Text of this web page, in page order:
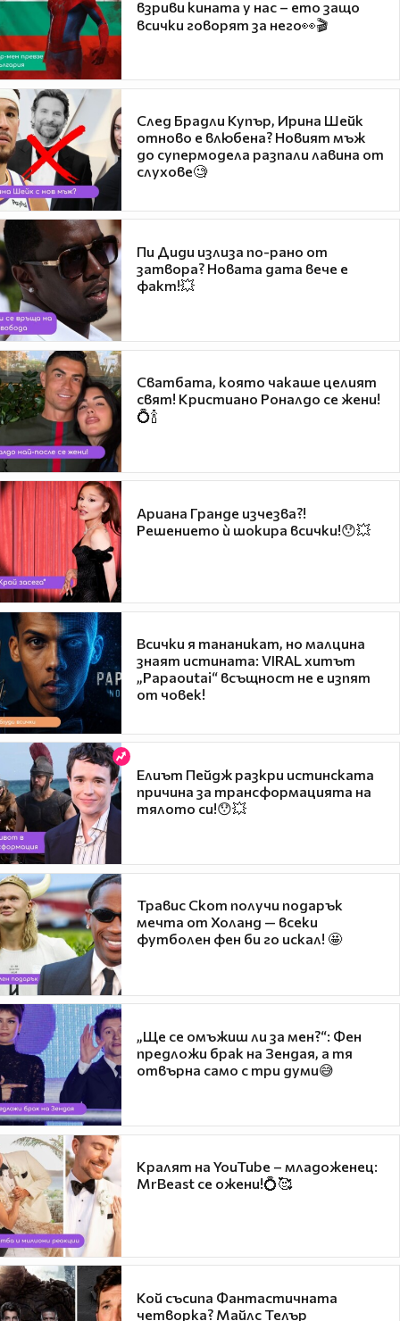
взриви кината у нас – ето защо
всички говорят за него👀🎬
След Брадли Купър, Ирина Шейк
отново е влюбена? Новият мъж
до супермодела разпали лавина от
слухове🧐
Пи Диди излиза по-рано от
затвора? Новата дата вече е
факт!💥
Сватбата, която чакаше целият
свят! Кристиано Роналдо се жени!
💍🍾
Ариана Гранде изчезва?!
Решението ѝ шокира всички!😯💥
Всички я тананикат, но малцина
знаят истината: VIRAL хитът
„Papaoutai“ всъщност не е изпят
от човек!
Елиът Пейдж разкри истинската
причина за трансформацията на
тялото си!😯💥
Травис Скот получи подарък
мечта от Холанд — всеки
футболен фен би го искал! 🤩
„Ще се омъжиш ли за мен?“: Фен
предложи брак на Зендая, а тя
отвърна само с три думи😅
Кралят на YouTube – младоженец:
MrBeast се ожени!💍🥰
Кой съсипа Фантастичната
четворка? Майлс Телър